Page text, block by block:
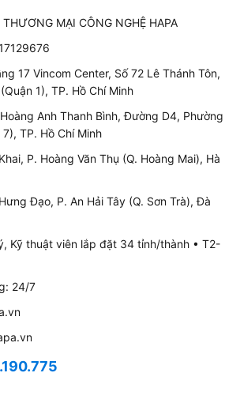
MẠI CÔNG NGHỆ HAPA
17 Vincom Center, Số 72 Lê Thánh Tôn,
1), TP. Hồ Chí Minh
Anh Thanh Bình, Đường D4, Phường
TP. Hồ Chí Minh
P. Hoàng Văn Thụ (Q. Hoàng Mai), Hà
Đạo, P. An Hải Tây (Q. Sơn Trà), Đà
Kỹ thuật viên lắp đặt 34 tỉnh/thành • T2-
24/7